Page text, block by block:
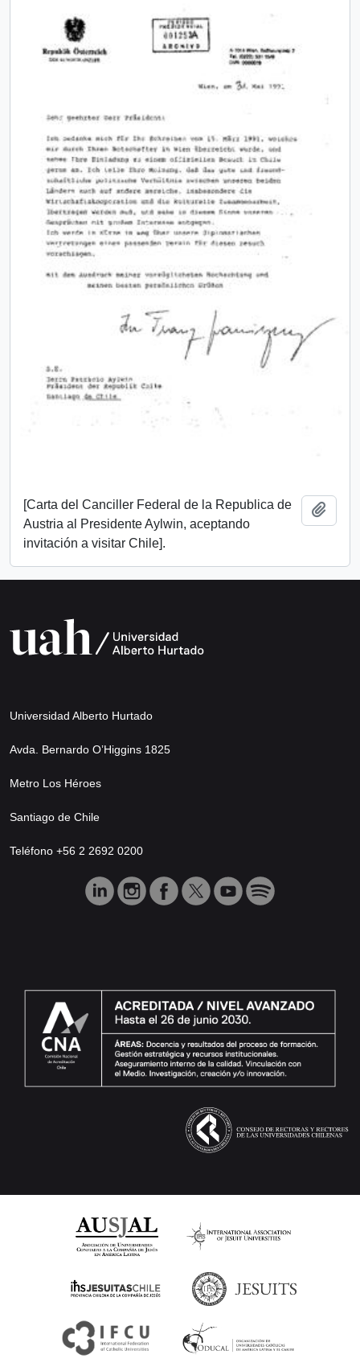
[Carta del Canciller Federal de la Republica de
Austria al Presidente Aylwin, aceptando
invitación a visitar Chile].
Universidad Alberto Hurtado
Avda. Bernardo O’Higgins 1825
Metro Los Héroes
Santiago de Chile
Teléfono +56 2 2692 0200